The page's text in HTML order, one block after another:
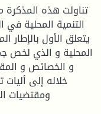
تناولت هذه المذكرة
التنمية المحلية
يتعلق الأول بالإطار
المحلية و الذي لخص
و الخصائص و
خلاله إلى أليات
ومقتضيات